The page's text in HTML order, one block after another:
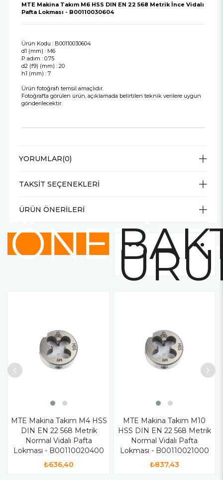
MTE Makina Takım M6 HSS DIN EN 22 568 Metrik İnce Vidalı
Pafta Lokması - B00110030604
Ürün Kodu : B00110030604
d1 (mm) : M6
P adım : 0.75
d2 (f9) (mm) : 20
h1 (mm) : 7
Ürün fotoğrafı temsil amaçlıdır.
Fotoğrafta görülen ürün, açıklamada belirtilen teknik verilere uygun
gönderilecektir.
YORUMLAR(0)
TAKSIT SEÇENEKLERI
ÜRÜN ÖNERILERI
MTE Makina Takım M4 HSS
DIN EN 22 568 Metrik
Normal Vidalı Pafta
Lokması - B00110020400
₺636,40
MTE Makina Takım M10
HSS DIN EN 22 568 Metrik
Normal Vidalı Pafta
Lokması - B00110021000
₺837,43